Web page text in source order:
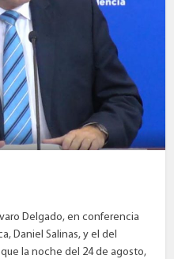
Delgado, en conferencia
Daniel Salinas, y el del
que la noche del 24 de agosto,